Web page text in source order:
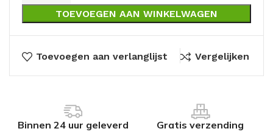
TOEVOEGEN AAN WINKELWAGEN
Toevoegen aan verlanglijst Vergelijken
Binnen 24 uur geleverd Gratis verzending